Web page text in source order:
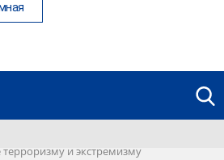
терроризму и экстремизму